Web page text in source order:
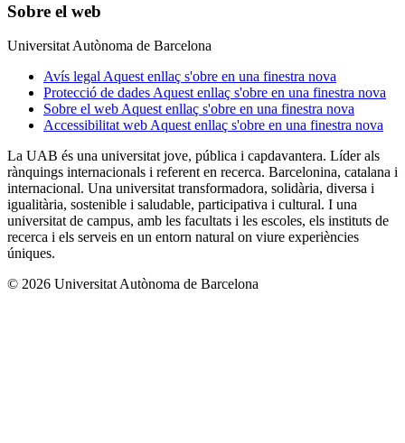
Sobre el web
Universitat Autònoma de Barcelona
Avís legal Aquest enllaç s'obre en una finestra nova
Protecció de dades Aquest enllaç s'obre en una finestra nova
Sobre el web Aquest enllaç s'obre en una finestra nova
Accessibilitat web Aquest enllaç s'obre en una finestra nova
La UAB és una universitat jove, pública i capdavantera. Líder als
rànquings internacionals i referent en recerca. Barcelonina, catalana i
internacional. Una universitat transformadora, solidària, diversa i
igualitària, sostenible i saludable, participativa i cultural. I una
universitat de campus, amb les facultats i les escoles, els instituts de
recerca i els serveis en un entorn natural on viure experiències
úniques.
© 2026 Universitat Autònoma de Barcelona